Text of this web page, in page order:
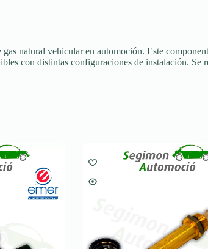
natural vehicular en automoción. Este
con distintas configuraciones de instalación. Se